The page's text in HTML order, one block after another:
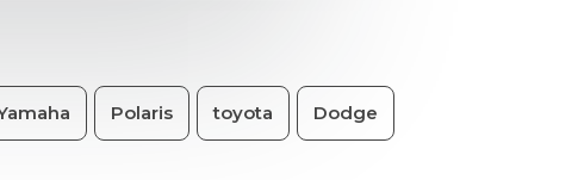
Polaris toyota Dodge